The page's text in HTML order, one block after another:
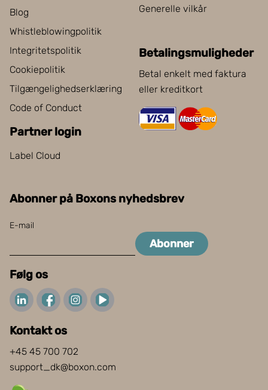
Blog
Whistleblowingpolitik
Integritetspolitik
Cookiepolitik
Tilgængelighedserklæring
Code of Conduct
Partner login
Label Cloud
Generelle vilkår
Betalingsmuligheder
Betal enkelt med faktura
eller kreditkort
Abonner på Boxons nyhedsbrev
E-mail
Abonner
Følg os
Kontakt os
+45 45 700 702
support_dk@boxon.com